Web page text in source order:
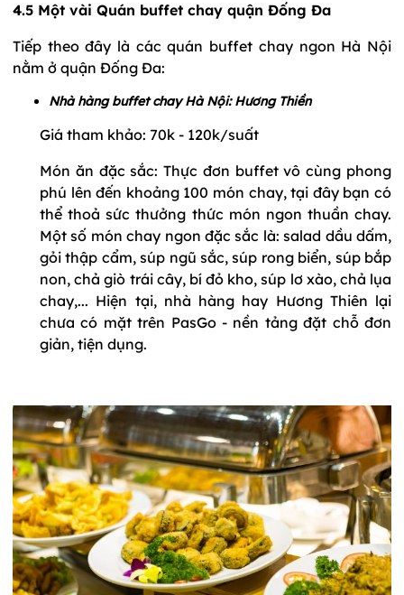
4.5 Một vài Quán buffet chay quận Đống Đa
Tiếp theo đây là các quán buffet chay ngon Hà Nội
nằm ở quận Đống Đa:
Nhà hàng buffet chay Hà Nội: Hương Thiền
Giá tham khảo: 70k - 120k/suất
Món ăn đặc sắc: Thực đơn buffet vô cùng phong
phú lên đến khoảng 100 món chay, tại đây bạn có
thể thoả sức thưởng thức món ngon thuần chay.
Một số món chay ngon đặc sắc là: salad dầu dấm,
gỏi thập cẩm, súp ngũ sắc, súp rong biển, súp bắp
non, chả giò trái cây, bí đỏ kho, súp lơ xào, chả lụa
chay,... Hiện tại, nhà hàng hay Hương Thiên lại
chưa có mặt trên PasGo - nền tảng đặt chỗ đơn
giản, tiện dụng.